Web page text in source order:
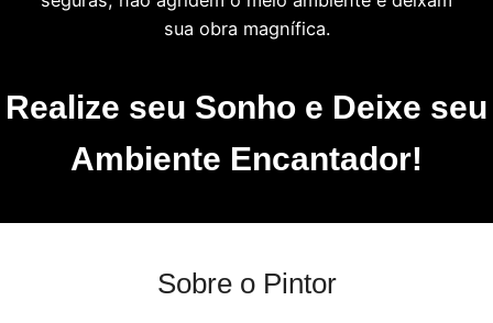
sua obra magnífica.
Realize seu Sonho e Deixe seu
Ambiente Encantador!
Sobre o Pintor